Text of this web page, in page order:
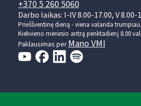
+370 5 260 5060
Darbo laikas: I-IV 8.00-17.00, V 8.00-
Prieššventinę dieną - viena valanda trumpiau.
Kiekvieno mėnesio antrą penktadienį 8.00
Paklausimas perMano VMI